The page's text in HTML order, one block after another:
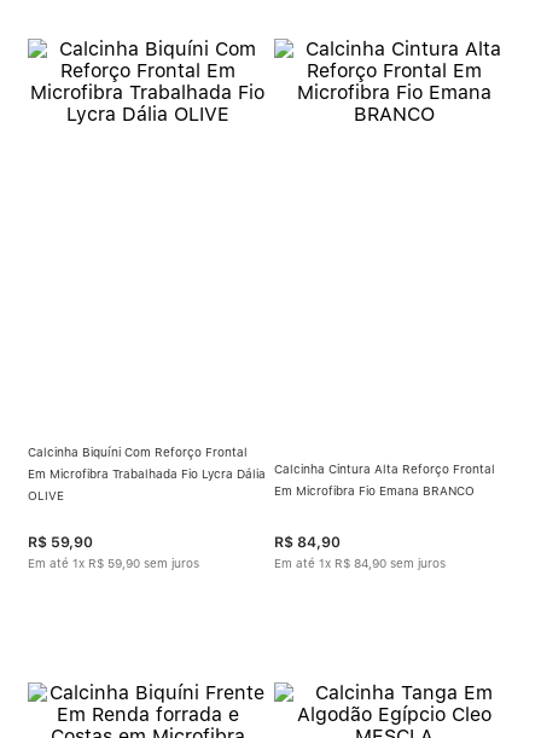
Calcinha Biquíni Com Reforço Frontal
Em Microfibra Trabalhada Fio Lycra Dália
OLIVE
R$ 59,90
Em até 1x R$ 59 90 sem juros
Calcinha Cintura Alta Reforço Frontal
Em Microfibra Fio Emana BRANCO
R$ 84,90
Em até 1x R$ 84 90 sem juros